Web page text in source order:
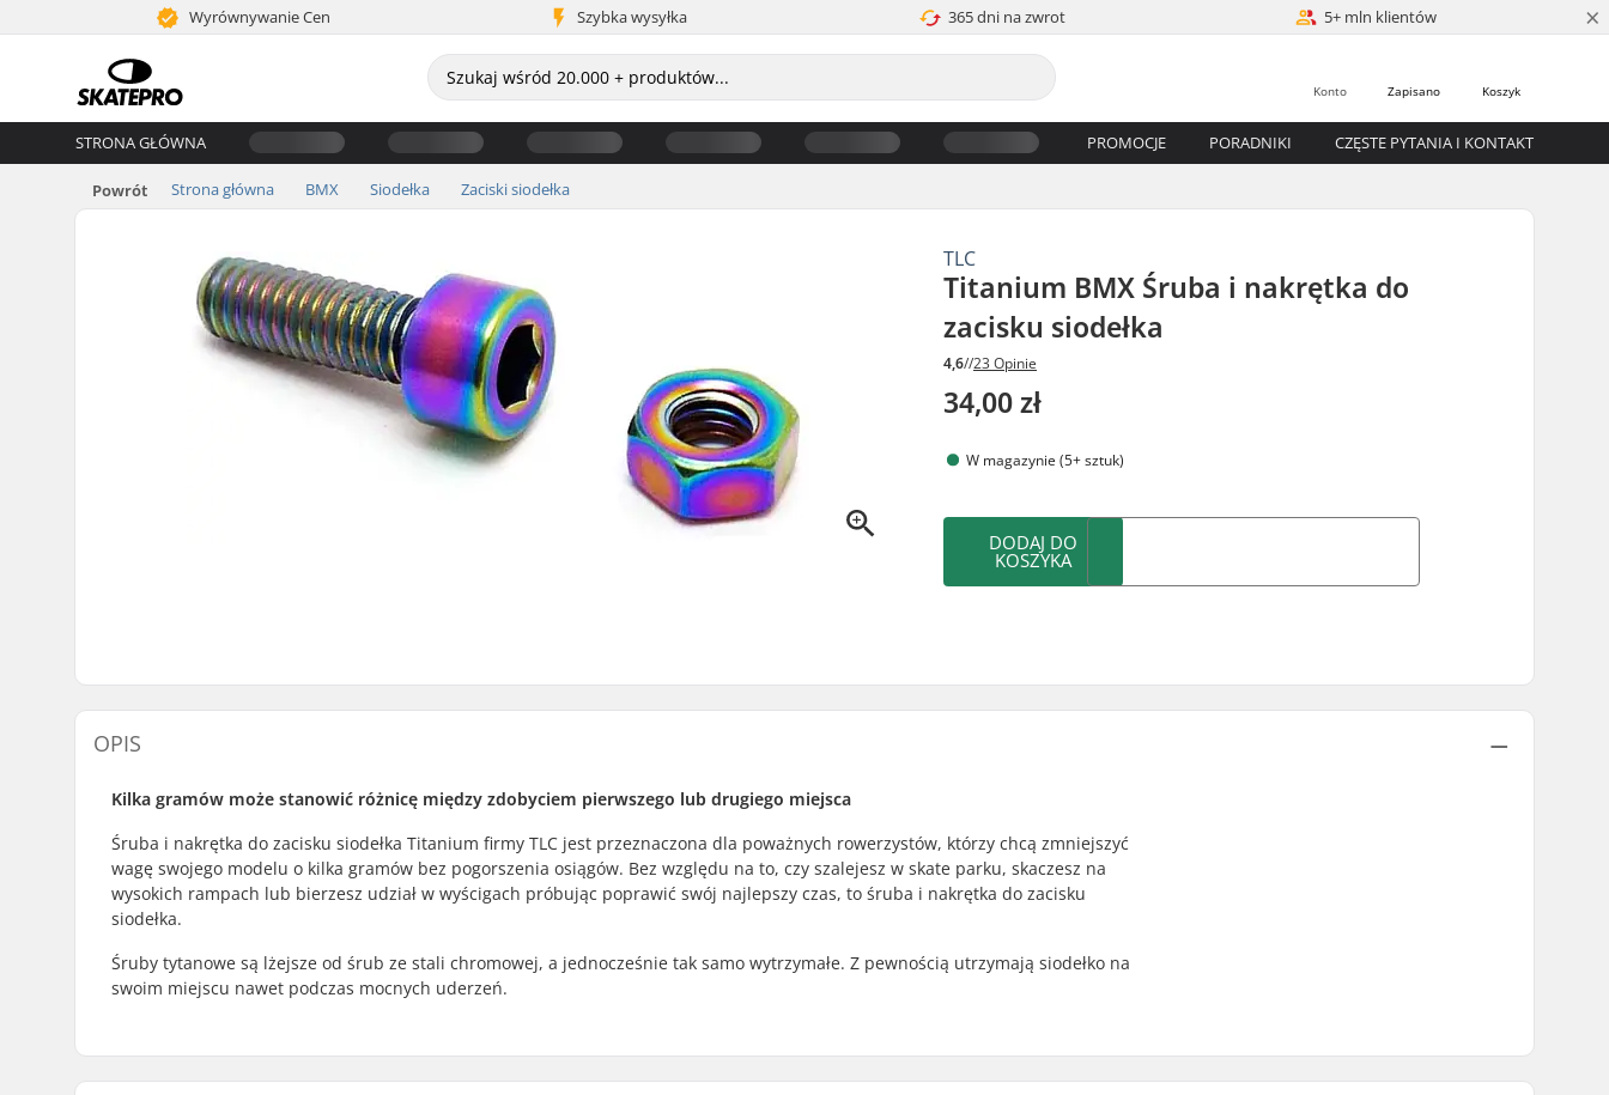
Wyrównywanie Cen Szybka wysyłka 365 dni na zwrot 5+ mln klientów ×
Koszyk
Zapisano
Konto
STRONA GŁÓWNA PROMOCJE PORADNIKI CZĘSTE PYTANIA I KONTAKT
Powrót Strona główna BMX Siodełka Zaciski siodełka
TLC
Titanium BMX Śruba i nakrętka do
zacisku siodełka
4,6//23 Opinie
34,00 zł
W magazynie (5+ sztuk)
DODAJ DO
KOSZYKA
OPIS
Kilka gramów może stanowić różnicę między zdobyciem pierwszego lub drugiego miejsca
Śruba i nakrętka do zacisku siodełka Titanium firmy TLC jest przeznaczona dla poważnych rowerzystów, którzy chcą zmniejszyć
wagę swojego modelu o kilka gramów bez pogorszenia osiągów. Bez względu na to, czy szalejesz w skate parku, skaczesz na
wysokich rampach lub bierzesz udział w wyścigach próbując poprawić swój najlepszy czas, to śruba i nakrętka do zacisku
siodełka.
Śruby tytanowe są lżejsze od śrub ze stali chromowej, a jednocześnie tak samo wytrzymałe. Z pewnością utrzymają siodełko na
swoim miejscu nawet podczas mocnych uderzeń.